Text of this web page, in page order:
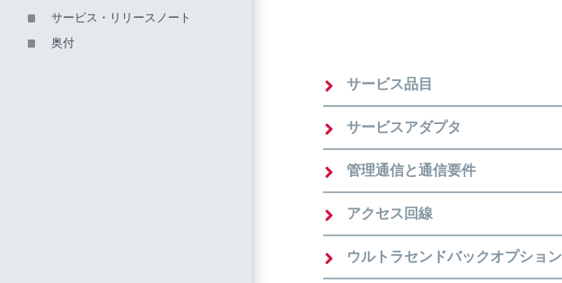
サービス品目
サービスアダプタ
管理通信と通信要件
アクセス回線
ウルトラセンドバックオプション
サービス・リリースノート
奥付